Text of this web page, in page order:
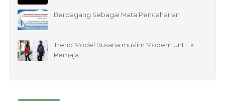
Berdagang Sebagai Mata Pencaharian
Trend Model Busana muslim Modern UntÏ…k
Remaja